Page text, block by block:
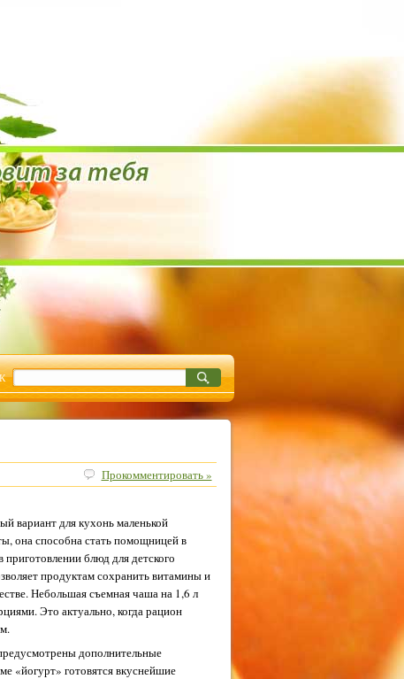
Прокомментировать »
вариант для кухонь маленькой
она способна стать помощницей в
приготовлении блюд для детского
продуктам сохранить витамины и
Небольшая съемная чаша на 1,6 л
Это актуально, когда рацион
дополнительные
«йогурт» готовятся вкуснейшие